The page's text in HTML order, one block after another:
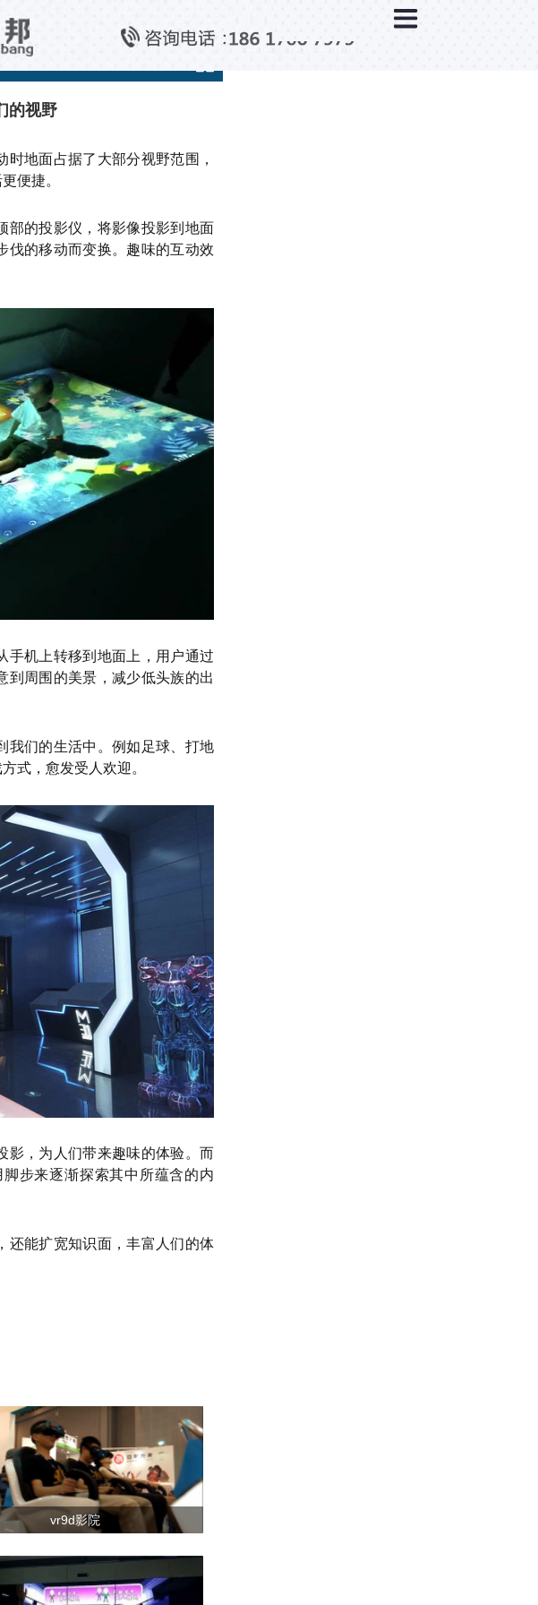
的视野
地面占据了大部分视野范围，
便捷。
部的投影仪，将影像投影到地面
伐的移动而变换。趣味的互动效
手机上转移到地面上，用户通过
到周围的美景，减少低头族的出
我们的生活中。例如足球、打地
式，愈发受人欢迎。
影，为人们带来趣味的体验。而
步来逐渐探索其中所蕴含的内
还能扩宽知识面，丰富人们的体
vr9d影院